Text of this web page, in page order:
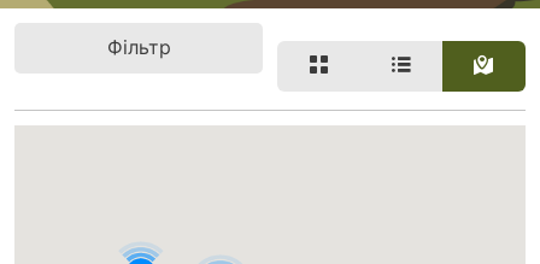
Фільтр